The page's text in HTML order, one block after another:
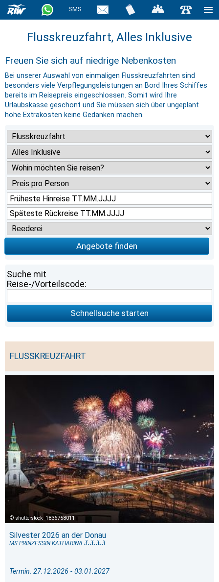
SMS
Flusskreuzfahrt, Alles Inklusive
Freuen Sie sich auf niedrige Nebenkosten
Bei unserer Auswahl von einmaligen Flusskreuzfahrten sind
besonders viele Verpflegungsleistungen an Bord Ihres Schiffes
bereits im Reisepreis eingeschlossen. Somit wird Ihre
Urlaubskasse geschont und Sie müssen sich über ungeplant
hohe Extrakosten keine Gedanken machen.
Angebote finden
Suche mit
Reise-/Vorteilscode:
Schnellsuche starten
FLUSSKREUZFAHRT
shutterstock_1836758011
Silvester 2026 an der Donau
MS PRINZESSIN KATHARINA
Termin: 27.12.2026 - 03.01.2027